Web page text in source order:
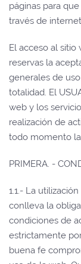
páginas para
través de
El acceso al sitio
reservas la
generales de
totalidad. El
web y los
realización de
todo momento
PRIMERA. -
1.1.- La
conlleva la
condiciones de
estrictamente
buena fe